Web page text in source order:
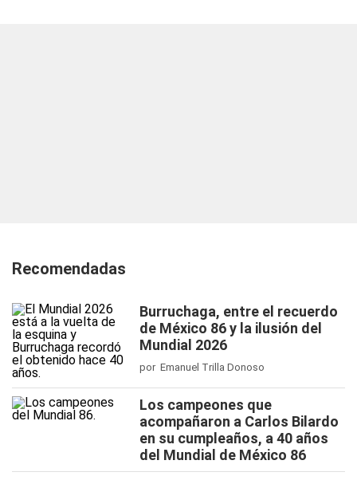
Recomendadas
Burruchaga, entre el recuerdo
de México 86 y la ilusión del
Mundial 2026
por Emanuel Trilla Donoso
Los campeones que
acompañaron a Carlos Bilardo
en su cumpleaños, a 40 años
del Mundial de México 86